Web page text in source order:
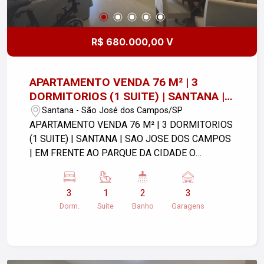
R$ 680.000,00 V
APARTAMENTO VENDA 76 M² | 3
DORMITORIOS (1 SUITE) | SANTANA |
SAO JOSE DOS CAMPOS | EM FRENTE
AO PARQUE DA CIDADE
Santana - São José dos Campos/SP
APARTAMENTO VENDA 76 M² | 3 DORMITORIOS
(1 SUITE) | SANTANA | SAO JOSE DOS CAMPOS
| EM FRENTE AO PARQUE DA CIDADE O
excelente opção de moradia no tradicional e
acolhedor bairro de Santana, na Zona Norte de
São José dos Campos. Localizado na Avenida
3
Dorm.
1
Suite
2
Banho
3
Garagens